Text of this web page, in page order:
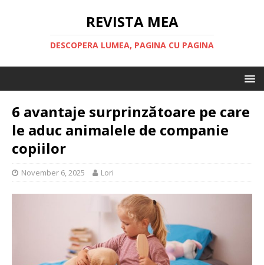
REVISTA MEA
DESCOPERA LUMEA, PAGINA CU PAGINA
6 avantaje surprinzătoare pe care
le aduc animalele de companie
copiilor
November 6, 2025 Lori